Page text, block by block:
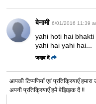
बेनामी 6/01/2016 11:39
yahi hoti hai
yahi hai yahi hai...
जवाब दें
आपकी टिप्पणियाँ एवं प्रतिक्रियाएँ
अपनी प्रतिक्रियाएँ हमें बेझिझक दें !!